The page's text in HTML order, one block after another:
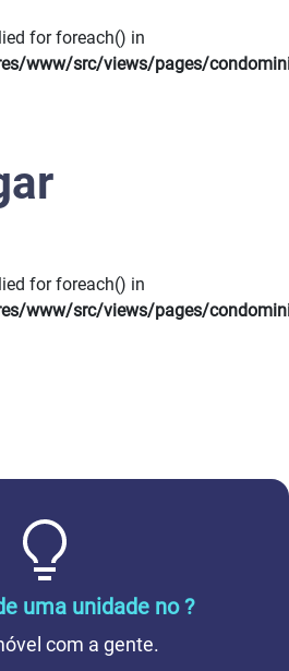
for foreach() in
www/src/views/pages/
for foreach() in
www/src/views/pages/
uma unidade no ?
com a gente.